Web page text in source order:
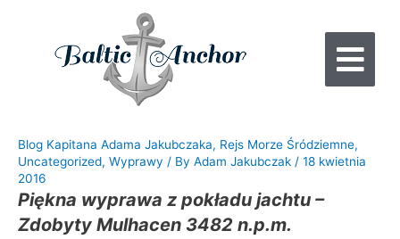
Blog Kapitana Adama Jakubczaka, Rejs Morze Śródziemne,
Uncategorized, Wyprawy / By Adam Jakubczak / 18 kwietnia
2016
Piękna wyprawa z pokładu jachtu –
Zdobyty Mulhacen 3482 n.p.m.